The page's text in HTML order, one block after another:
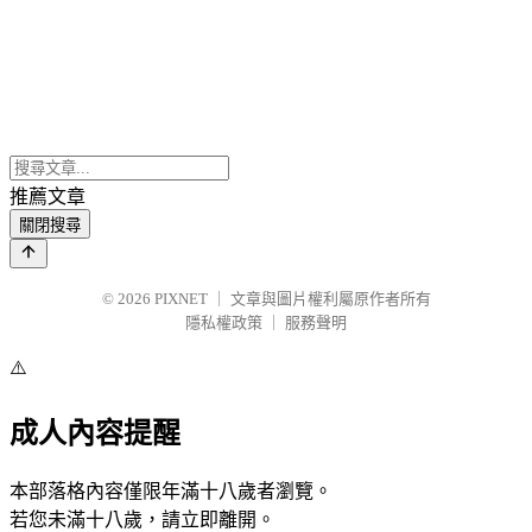
推薦文章
關閉搜尋
© 2026 PIXNET
文章與圖片權利屬原作者所有
隱私權政策
服務聲明
⚠️
成人內容提醒
本部落格內容僅限年滿十八歲者瀏覽。
若您未滿十八歲，請立即離開。